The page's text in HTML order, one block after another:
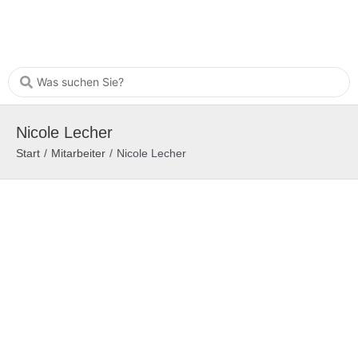
Nicole Lecher
Start / Mitarbeiter / Nicole Lecher